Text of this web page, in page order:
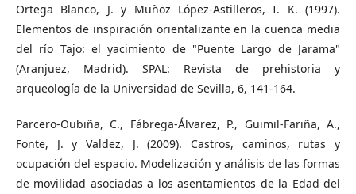
Ortega Blanco, J. y Muñoz López-Astilleros, I. K. (1997).
Elementos de inspiración orientalizante en la cuenca media
del río Tajo: el yacimiento de "Puente Largo de Jarama"
(Aranjuez, Madrid). SPAL: Revista de prehistoria y
arqueología de la Universidad de Sevilla, 6, 141-164.
Parcero-Oubiña, C., Fábrega-Álvarez, P., Güimil-Fariña, A.,
Fonte, J. y Valdez, J. (2009). Castros, caminos, rutas y
ocupación del espacio. Modelización y análisis de las formas
de movilidad asociadas a los asentamientos de la Edad del